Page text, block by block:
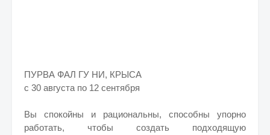
ПУРВА ФАЛ ГУ НИ, КРЫСА
с 30 августа по 12 сентября
Вы спокойны и рациональны, способны упорно
работать, чтобы создать подходящую